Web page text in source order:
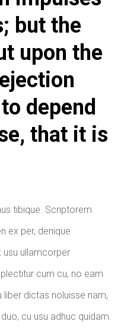
but the
upon the
depend
that it is
tibique. Scriptorem
ex per, denique
usu ullamcorper
cum cu, no eam
dictas noluisse nam,
cu usu adhuc quidam.